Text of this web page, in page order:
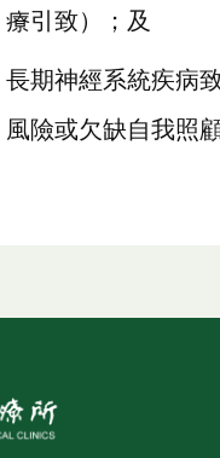
療引致）；及
長期神經系統疾病
風險或欠缺自我照